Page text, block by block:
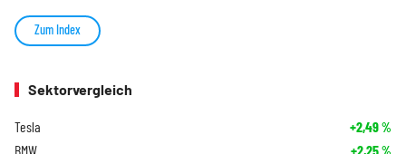
Zum Index
Sektorvergleich
Tesla +2,49%
BMW +2,25